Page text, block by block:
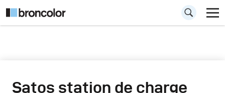
Satos station de charge